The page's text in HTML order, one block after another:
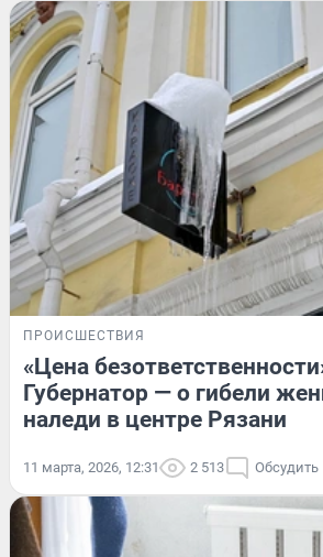
ПРОИСШЕСТВИЯ
«Цена
Губернатор — о гибели
наледи в центре Рязани
11 марта, 2026, 12:31 2 513 Обсудить